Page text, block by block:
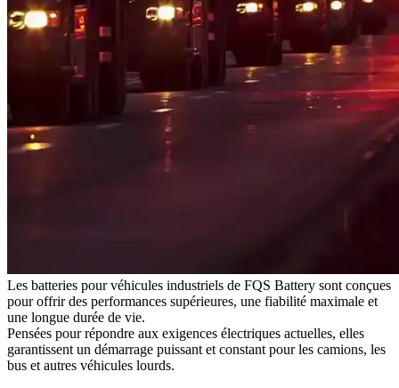
Les batteries pour véhicules industriels de FQS Battery sont conçues
pour offrir des performances supérieures, une fiabilité maximale et
une longue durée de vie.
Pensées pour répondre aux exigences électriques actuelles, elles
garantissent un démarrage puissant et constant pour les camions, les
bus et autres véhicules lourds.